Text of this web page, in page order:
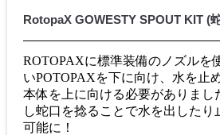
RotopaX GOWESTY SPOUT KIT (
ROTOPAXに標準装備のノズルを
いPOTOPAXを下に向け、水を止
本体を上に向ける必要がありまし
し蛇口を捻ることで水を出した
可能に！